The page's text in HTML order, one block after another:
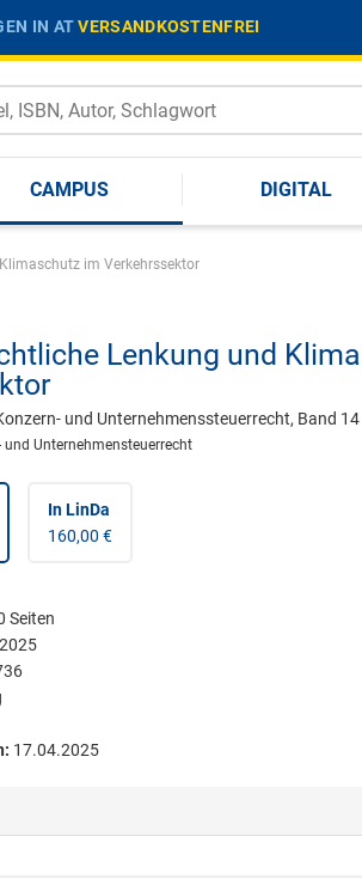
IN ATVERSANDKOSTENFREI
CAMPUS DIGITAL
im Verkehrssektor
Lenkung und
und Unternehmenssteuerrecht, Band 14
Unternehmensteuerrecht
In LinDa
160,00 €
Seiten
17.04.2025